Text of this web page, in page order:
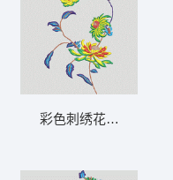
靓花 花瓶 精品
彩色刺绣花卉图案 靓花